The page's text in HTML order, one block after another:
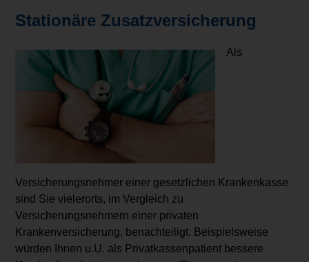
Stationäre Zusatzversicherung
Als
Versicherungsnehmer einer gesetzlichen Krankenkasse
sind Sie vielerorts, im Vergleich zu
Versicherungsnehmern einer privaten
Krankenversicherung, benachteiligt. Beispielsweise
würden Ihnen u.U. als Privatkassenpatient bessere